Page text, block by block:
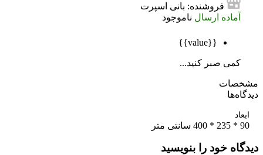
فروشنده: بانی اسپرت
آماده ارسال ناموجود
کمی صبر کنید...
خود را بنویسید